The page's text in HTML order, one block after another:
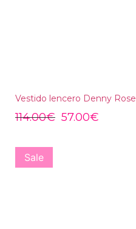
Vestido lencero Denny Rose
114.00€ 57.00€
Sale